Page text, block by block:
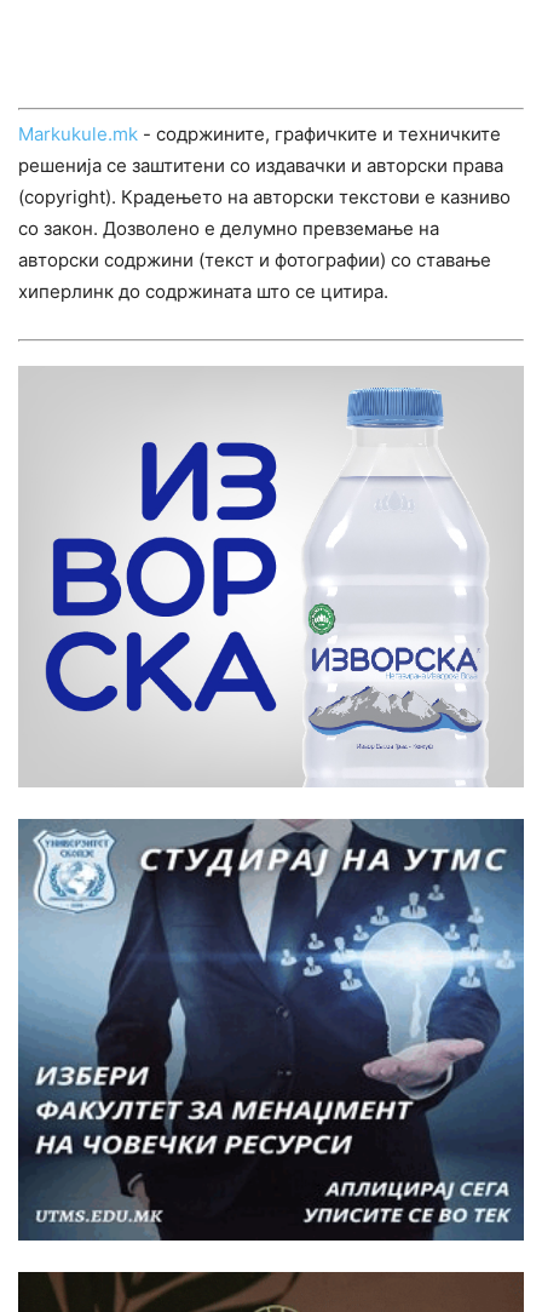
Markukule.mk - содржините, графичките и техничките
решенија се заштитени со издавачки и авторски права
(copyright). Крадењето на авторски текстови е казниво
со закон. Дозволено е делумно превземање на
авторски содржини (текст и фотографии) со ставање
хиперлинк до содржината што се цитира.